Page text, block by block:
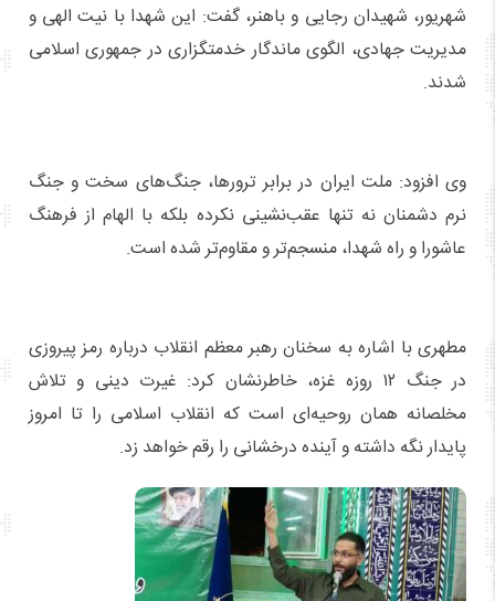
شهریور، شهیدان رجایی و باهنر، گفت: این شهدا با نیت الهی و
مدیریت جهادی، الگوی ماندگار خدمتگزاری در جمهوری اسلامی
شدند.
وی افزود: ملت ایران در برابر ترورها، جنگ‌های سخت و جنگ
نرم دشمنان نه تنها عقب‌نشینی نکرده بلکه با الهام از فرهنگ
عاشورا و راه شهدا، منسجم‌تر و مقاوم‌تر شده است.
مطهری با اشاره به سخنان رهبر معظم انقلاب درباره رمز پیروزی
در جنگ ۱۲ روزه غزه، خاطرنشان کرد: غیرت دینی و تلاش
مخلصانه همان روحیه‌ای است که انقلاب اسلامی را تا امروز
پایدار نگه داشته و آینده درخشانی را رقم خواهد زد.